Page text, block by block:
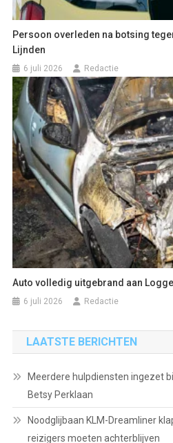
Persoon overleden na botsing
Lijnden
6 juli 2026 Redactie
Auto volledig uitgebrand aan
6 juli 2026 Redactie
LAATSTE BERICHTEN
Meerdere hulpdiensten ingezet
Betsy Perklaan
Noodglijbaan KLM-Dreamliner
reizigers moeten achterblijven